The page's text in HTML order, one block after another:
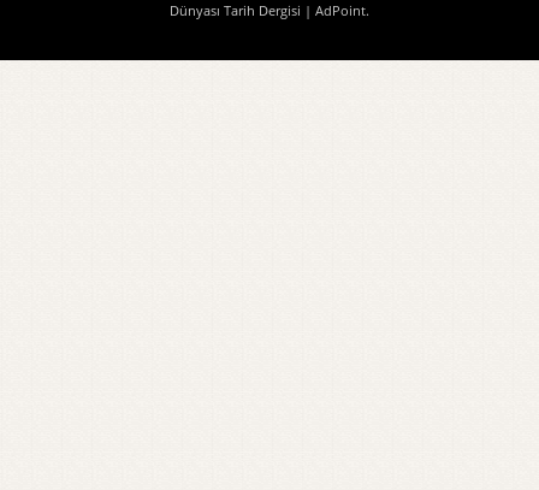
Dünyası Tarih Dergisi | AdPoint.